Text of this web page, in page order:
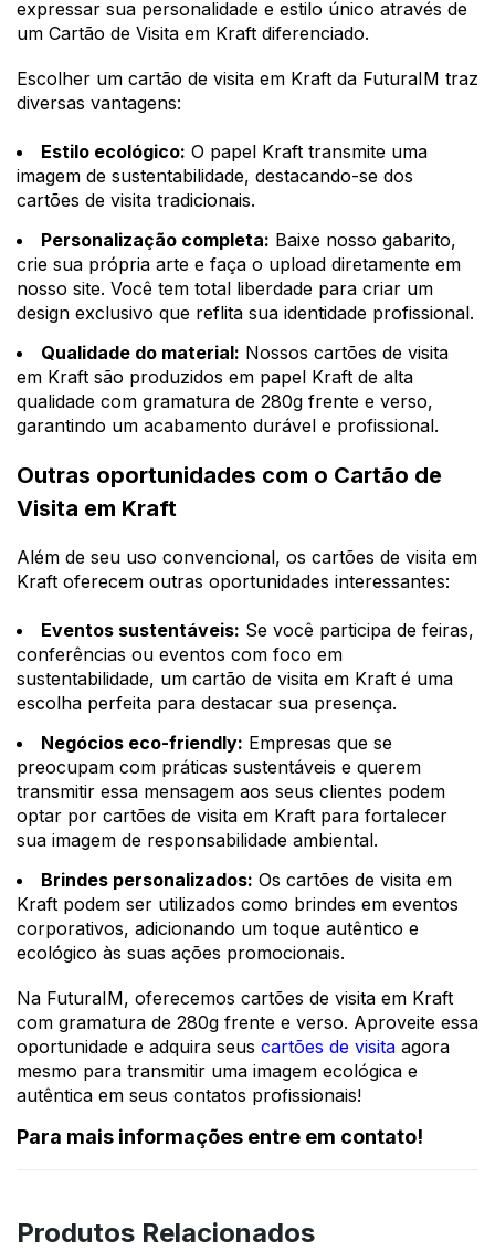
expressar sua personalidade e estilo único através de
um Cartão de Visita em Kraft diferenciado.
Escolher um cartão de visita em Kraft da FuturaIM traz
diversas vantagens:
Estilo ecológico: O papel Kraft transmite uma
imagem de sustentabilidade, destacando-se dos
cartões de visita tradicionais.
Personalização completa: Baixe nosso gabarito,
crie sua própria arte e faça o upload diretamente em
nosso site. Você tem total liberdade para criar um
design exclusivo que reflita sua identidade profissional.
Qualidade do material: Nossos cartões de visita
em Kraft são produzidos em papel Kraft de alta
qualidade com gramatura de 280g frente e verso,
garantindo um acabamento durável e profissional.
Outras oportunidades com o Cartão de
Visita em Kraft
Além de seu uso convencional, os cartões de visita em
Kraft oferecem outras oportunidades interessantes:
Eventos sustentáveis: Se você participa de feiras,
conferências ou eventos com foco em
sustentabilidade, um cartão de visita em Kraft é uma
escolha perfeita para destacar sua presença.
Negócios eco-friendly: Empresas que se
preocupam com práticas sustentáveis e querem
transmitir essa mensagem aos seus clientes podem
optar por cartões de visita em Kraft para fortalecer
sua imagem de responsabilidade ambiental.
Brindes personalizados: Os cartões de visita em
Kraft podem ser utilizados como brindes em eventos
corporativos, adicionando um toque autêntico e
ecológico às suas ações promocionais.
Na FuturaIM, oferecemos cartões de visita em Kraft
com gramatura de 280g frente e verso. Aproveite essa
oportunidade e adquira seus cartões de visita agora
mesmo para transmitir uma imagem ecológica e
autêntica em seus contatos profissionais!
Para mais informações entre em contato!
Produtos Relacionados